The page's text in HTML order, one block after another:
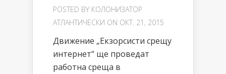
POSTED BY КОЛОНИЗАТОР
АТЛАНТИЧЕСКИ ON ОКТ. 21, 2015
Движение „Екзорсисти срещу
интернет“ ще проведат
работна среща в